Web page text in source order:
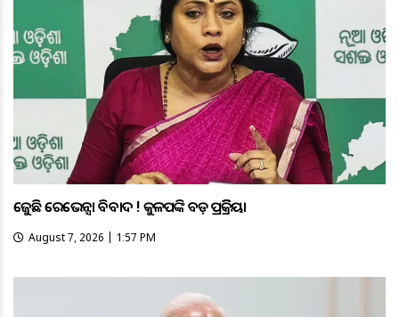
ତେଜୁଛି ରେଭେନ୍ସା ବିବାଦ ! କୁଳପତିଙ୍କ ବଡ଼ ପ୍ରତିକ୍ରିୟା
August 7, 2026 | 1:57 PM